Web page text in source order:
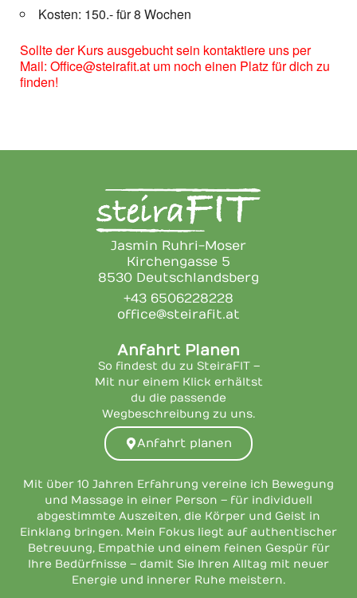
Kosten: 150.- für 8 Wochen
Sollte der Kurs ausgebucht sein kontaktiere uns per
Mail: Office@steirafit.at um noch einen Platz für dich zu
finden!
Jasmin Ruhri-Moser
Kirchengasse 5
8530 Deutschlandsberg
+43 6506228228
office@steirafit.at
Anfahrt Planen
So findest du zu SteiraFIT –
Mit nur einem Klick erhältst
du die passende
Wegbeschreibung zu uns.
Anfahrt planen
Mit über 10 Jahren Erfahrung vereine ich Bewegung
und Massage in einer Person – für individuell
abgestimmte Auszeiten, die Körper und Geist in
Einklang bringen. Mein Fokus liegt auf authentischer
Betreuung, Empathie und einem feinen Gespür für
Ihre Bedürfnisse – damit Sie Ihren Alltag mit neuer
Energie und innerer Ruhe meistern.